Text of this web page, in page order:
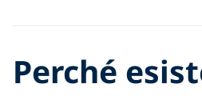
Perché